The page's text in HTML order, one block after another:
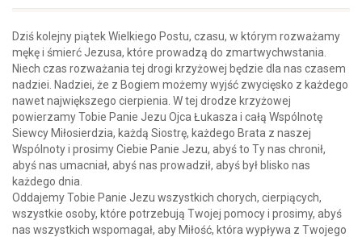
Dziś kolejny piątek Wielkiego Postu, czasu, w którym rozważamy
mękę i śmierć Jezusa, które prowadzą do zmartwychwstania.
Niech czas rozważania tej drogi krzyżowej będzie dla nas czasem
nadziei. Nadziei, że z Bogiem możemy wyjść zwycięsko z każdego
nawet największego cierpienia. W tej drodze krzyżowej
powierzamy Tobie Panie Jezu Ojca Łukasza i całą Wspólnotę
Siewcy Miłosierdzia, każdą Siostrę, każdego Brata z naszej
Wspólnoty i prosimy Ciebie Panie Jezu, abyś to Ty nas chronił,
abyś nas umacniał, abyś nas prowadził, abyś był blisko nas
każdego dnia.
Oddajemy Tobie Panie Jezu wszystkich chorych, cierpiących,
wszystkie osoby, które potrzebują Twojej pomocy i prosimy, abyś
nas wszystkich wspomagał, aby Miłość, która wypływa z Twojego